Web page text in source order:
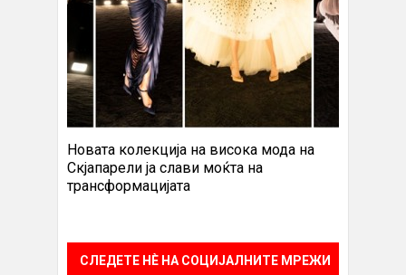
Новата колекција на висока мода на
Скјапарели ја слави моќта на
трансформацијата
СЛЕДЕТЕ НÈ НА СОЦИЈАЛНИТЕ МРЕЖИ